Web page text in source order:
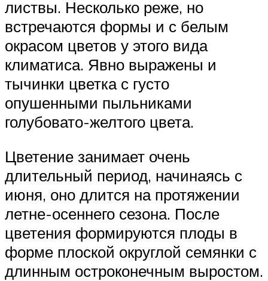
листвы. Несколько реже, но
встречаются формы и с белым
окрасом цветов у этого вида
климатиса. Явно выражены и
тычинки цветка с густо
опушенными пыльниками
голубовато-желтого цвета.
Цветение занимает очень
длительный период, начинаясь с
июня, оно длится на протяжении
летне-осеннего сезона. После
цветения формируются плоды в
форме плоской округлой семянки с
длинным остроконечным выростом.